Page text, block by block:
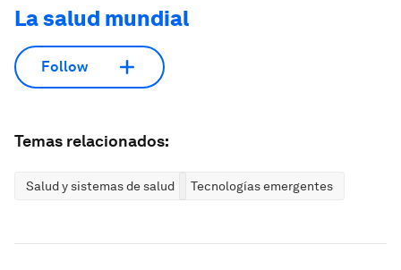
La salud mundial
Follow
Temas relacionados:
Salud y sistemas de salud Tecnologías emergentes